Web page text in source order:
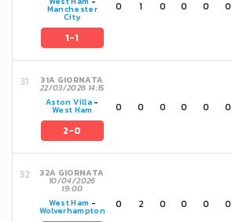
Manchester
City
1-1
0 1 0 0 0 0
31A GIORNATA
22/03/2026 14:15
Aston Villa-
West Ham
2-0
0 0 0 0 0 0
32A GIORNATA
10/04/2026
19:00
West Ham -
Wolverhampton 0 2 0 0 0 0